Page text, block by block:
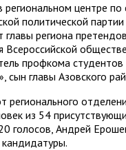
центре
политической
главы региона
Всероссийской
профкома
главы Азовского
регионального
из 54
голосов, Андрей